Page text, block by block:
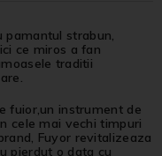
pamantul strabun,
ce miros a fan
traditii
fuior,un instrument de
cele mai vechi timpuri
Fuyor revitalizeaza
pierdut o data cu